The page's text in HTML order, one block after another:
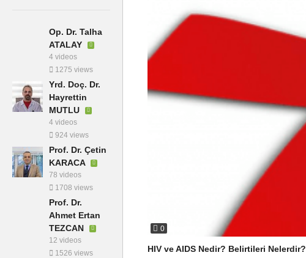
Op. Dr. Talha
ATALAY
4 videos
1275 views
Yrd. Doç. Dr.
Hayrettin
MUTLU
4 videos
924 views
Prof. Dr. Çetin
KARACA
78 videos
1708 views
Prof. Dr.
Ahmet Ertan
TEZCAN
12 videos
1526 views
0
HIV ve AIDS Nedir? Belirtileri Nelerdir?